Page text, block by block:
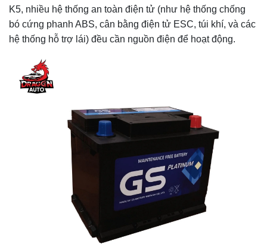
K5, nhiều hệ thống an toàn điện tử (như hệ thống chống
bó cứng phanh ABS, cân bằng điện tử ESC, túi khí, và các
hệ thống hỗ trợ lái) đều cần nguồn điện để hoạt động.